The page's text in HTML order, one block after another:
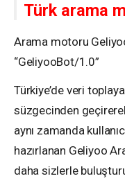
Türk arama
Arama motoru
“GeliyooBot/1.0”
Türkiye’de veri
süzgecinden
aynı zamanda
hazırlanan Geliyoo
daha sizlerle